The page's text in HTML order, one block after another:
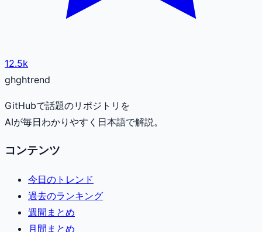
12.5k
ghghtrend
GitHubで話題のリポジトリを
AIが毎日わかりやすく日本語で解説。
コンテンツ
今日のトレンド
過去のランキング
週間まとめ
月間まとめ